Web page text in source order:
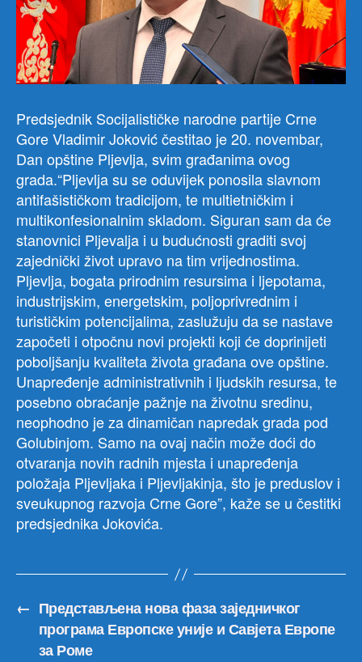
Predsjednik Socijalističke narodne partije Crne
Gore Vladimir Joković čestitao je 20. novembar,
Dan opštine Pljevlja, svim građanima ovog
grada.“Pljevlja su se oduvijek ponosila slavnom
antifašističkom tradicijom, te multietničkim i
multikonfesionalnim skladom. Siguran sam da će
stanovnici Pljevalja i u budućnosti graditi svoj
zajednički život upravo na tim vrijednostima.
Pljevlja, bogata prirodnim resursima i ljepotama,
industrijskim, energetskim, poljoprivrednim i
turističkim potencijalima, zaslužuju da se nastave
započeti i otpočnu novi projekti koji će doprinijeti
poboljšanju kvaliteta života građana ove opštine.
Unapređenje administrativnih i ljudskih resursa, te
posebno obraćanje pažnje na životnu sredinu,
neophodno je za dinamičan napredak grada pod
Golubinjom. Samo na ovaj način može doći do
otvaranja novih radnih mjesta i unapređenja
položaja Pljevljaka i Pljevljakinja, što je preduslov i
sveukupnog razvoja Crne Gore”, kaže se u čestitki
predsjednika Jokovića.
← Представљена нова фаза заједничког
програма Европске уније и Савјета Европе
за Роме